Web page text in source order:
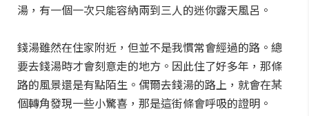
湯，有一個一次只能容納兩到三人的迷你露天風呂。
錢湯雖然在住家附近，但並不是我慣常會經過的路。總
要去錢湯時才會刻意走的地方。因此住了好多年，那條
路的風景還是有點陌生。偶爾去錢湯的路上，就會在某
個轉角發現一些小驚喜，那是這街條會呼吸的證明。